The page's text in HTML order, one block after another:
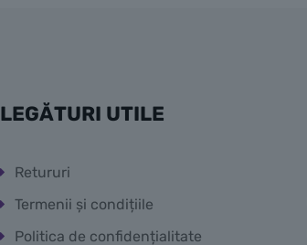
LEGĂTURI UTILE
Retururi
Termenii și condițiile
Politica de confidențialitate